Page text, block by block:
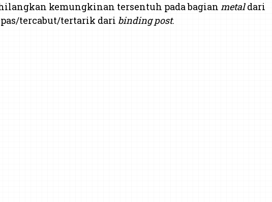
kemungkinan tersentuh pada bagian metaldari
tercabut/tertarik dari binding post.